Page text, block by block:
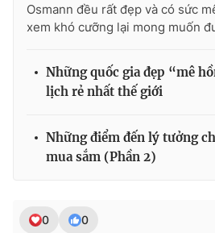
Osmann đều rất đẹp và có sức
xem khó cưỡng lại mong muốn
Những quốc gia đẹp “mê
lịch rẻ nhất thế giới
Những điểm đến lý tưởng
mua sắm (Phần 2)
0 0